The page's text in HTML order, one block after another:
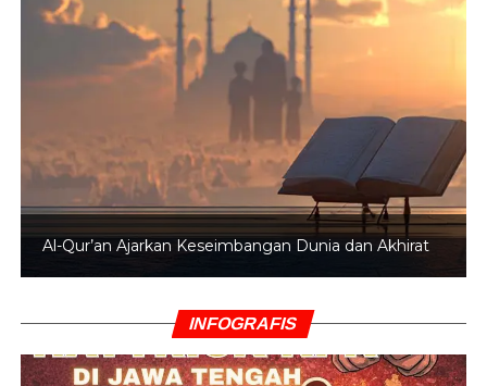
Al-Qur’an Ajarkan Keseimbangan Dunia dan Akhirat
INFOGRAFIS